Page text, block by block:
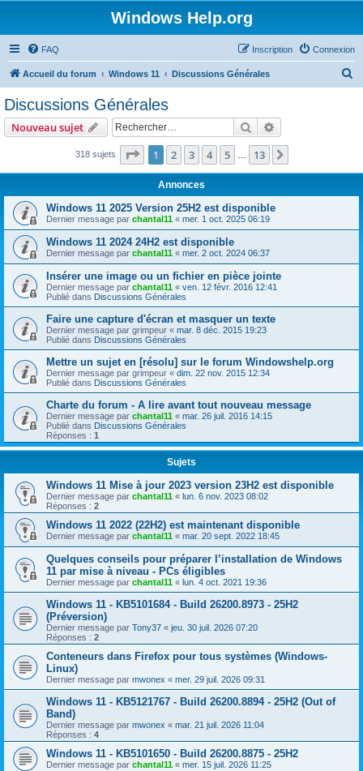
Windows Help.org
FAQ Connexion
Inscription
Accueil du forum Windows 11 Discussions Générales
e
Discussions Générales
Nouveau sujet Rechercher
318 sujets Page 1sur13
1 2 3 4 5 13
Annonces
Windows 11 2025 Version 25H2 est disponible
Dernier message par chantal11 « mer. 1 oct. 2025 06:19
Windows 11 2024 24H2 est disponible
Dernier message par chantal11 « mer. 2 oct. 2024 06:37
Insérer une image ou un fichier en pièce jointe
Dernier message par chantal11 « ven. 12 févr. 2016 12:41
Publié dans Discussions Générales
Faire une capture d'écran et masquer un texte
Dernier message par grimpeur « mar. 8 déc. 2015 19:23
Publié dans Discussions Générales
Mettre un sujet en [résolu] sur le forum Windowshelp.org
Dernier message par grimpeur « dim. 22 nov. 2015 12:34
Publié dans Discussions Générales
Charte du forum - A lire avant tout nouveau message
Dernier message par chantal11 « mar. 26 juil. 2016 14:15
Publié dans Discussions Générales
Réponses : 1
Sujets
Windows 11 Mise à jour 2023 version 23H2 est disponible
Dernier message par chantal11 « lun. 6 nov. 2023 08:02
Réponses : 2
Windows 11 2022 (22H2) est maintenant disponible
Dernier message par chantal11 « mar. 20 sept. 2022 18:45
Quelques conseils pour préparer l’installation de Windows
11 par mise à niveau - PCs éligibles
Dernier message par chantal11 « lun. 4 oct. 2021 19:36
Windows 11 - KB5101684 - Build 26200.8973 - 25H2
(Préversion)
Dernier message par Tony37 « jeu. 30 juil. 2026 07:20
Réponses : 2
Conteneurs dans Firefox pour tous systèmes (Windows-
Linux)
Dernier message par mwonex « mer. 29 juil. 2026 09:31
Windows 11 - KB5121767 - Build 26200.8894 - 25H2 (Out of
Band)
Dernier message par mwonex « mar. 21 juil. 2026 11:04
Réponses : 4
Windows 11 - KB5101650 - Build 26200.8875 - 25H2
Dernier message par chantal11 « mer. 15 juil. 2026 11:25